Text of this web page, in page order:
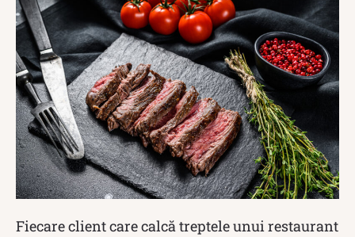
Fiecare client care calcă treptele unui restaurant